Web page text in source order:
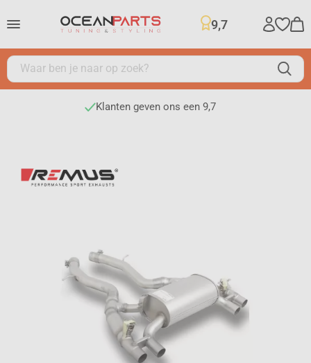
9,7
Klanten geven ons een 9,7